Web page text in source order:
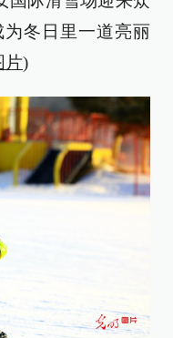
冬日里一道亮丽
片)